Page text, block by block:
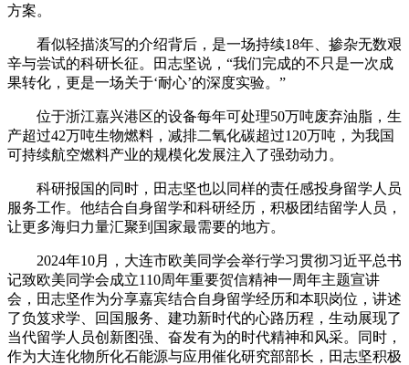
方案。
看似轻描淡写的介绍背后，是一场持续18年、掺杂无数艰
辛与尝试的科研长征。田志坚说，“我们完成的不只是一次成
果转化，更是一场关于‘耐心’的深度实验。”
位于浙江嘉兴港区的设备每年可处理50万吨废弃油脂，生
产超过42万吨生物燃料，减排二氧化碳超过120万吨，为我国
可持续航空燃料产业的规模化发展注入了强劲动力。
科研报国的同时，田志坚也以同样的责任感投身留学人员
服务工作。他结合自身留学和科研经历，积极团结留学人员，
让更多海归力量汇聚到国家最需要的地方。
2024年10月，大连市欧美同学会举行学习贯彻习近平总书
记致欧美同学会成立110周年重要贺信精神一周年主题宣讲
会，田志坚作为分享嘉宾结合自身留学经历和本职岗位，讲述
了负笈求学、回国服务、建功新时代的心路历程，生动展现了
当代留学人员创新图强、奋发有为的时代精神和风采。同时，
作为大连化物所化石能源与应用催化研究部部长，田志坚积极